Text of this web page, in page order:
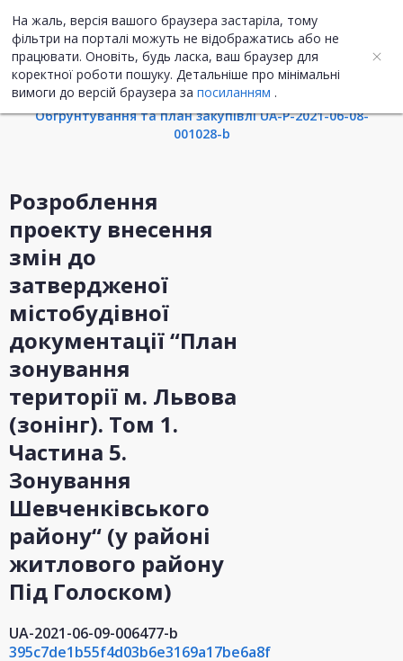
На жаль, версія вашого браузера застаріла, тому
фільтри на порталі можуть не відображатись або не
працювати. Оновіть, будь ласка, ваш браузер для
коректної роботи пошуку. Детальніше про мінімальні
вимоги до версій браузера за посиланням .
UA ENG
Інформація про закупівлю
Обгрунтування та план закупівлі UA-P-2021-06-08-
001028-b
Розроблення
проекту внесення
змін до
затвердженої
містобудівної
документації “План
зонування
території м. Львова
(зонінг). Том 1.
Частина 5.
Зонування
Шевченківського
району“ (у районі
житлового району
Під Голоском)
UA-2021-06-09-006477-b
395c7de1b55f4d03b6e3169a17be6a8f